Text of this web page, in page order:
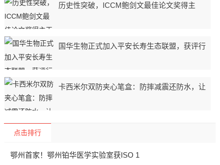
历史性突破，ICCM鲍剑文最佳论文奖得主
国华生物正式加入平安长寿生态联盟，获评行
卡西米尔双防夹心笔盒：防摔减震还防水，让
点击排行
鄂州首家！鄂州铂华医学实验室获ISO 1